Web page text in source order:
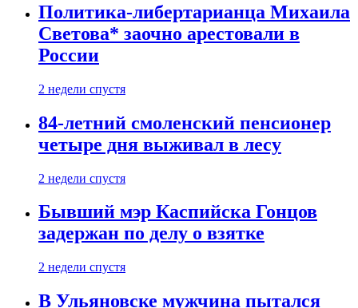
Политика-либертарианца Михаила
Светова* заочно арестовали в
России
2 недели спустя
84-летний смоленский пенсионер
четыре дня выживал в лесу
2 недели спустя
Бывший мэр Каспийска Гонцов
задержан по делу о взятке
2 недели спустя
В Ульяновске мужчина пытался